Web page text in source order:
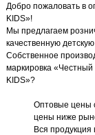
Добро пожаловать в
KIDS»!
Мы предлагаем
качественную
Собственное
маркировка
KIDS»?
Оптовые цены
цены ниже
Вся продукция